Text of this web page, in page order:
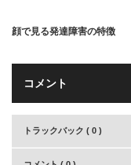
顔で見る発達障害の特徴
コメント
トラックバック ( 0 )